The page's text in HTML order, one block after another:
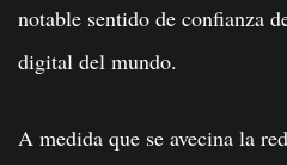
notable sentido de confianza
digital del mundo.
A medida que se avecina la